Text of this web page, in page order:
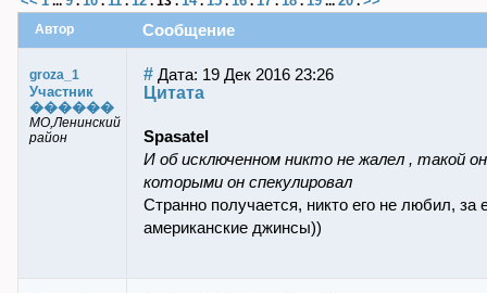
Автор Сообщение
groza_1
Участник
������
МО,Ленинский
район
# Дата: 19 Дек 2016 23:26
Цитата
Spasatel
И об исключенном никто не жалел , такой
которыми он спекулировал
Странно получается, никто его не любил, за
американские джинсы))